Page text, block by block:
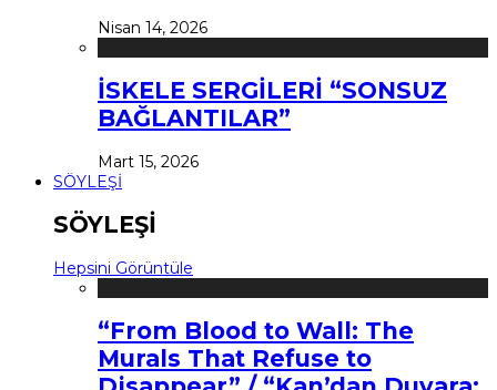
Nisan 14, 2026
İSKELE SERGİLERİ “SONSUZ
BAĞLANTILAR”
Mart 15, 2026
SÖYLEŞİ
SÖYLEŞİ
Hepsini Görüntüle
“From Blood to Wall: The
Murals That Refuse to